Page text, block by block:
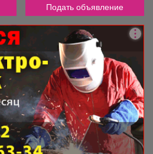
Подать объявление